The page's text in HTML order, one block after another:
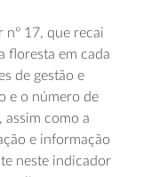
nº 17, que recai
floresta em cada
de gestão e
e o número de
assim como a
e informação
neste indicador